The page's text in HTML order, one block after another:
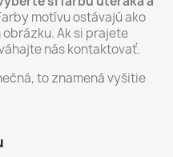
motívu ostávajú ako
Ak si prajete
nás kontaktovať.
to znamená vyšitie